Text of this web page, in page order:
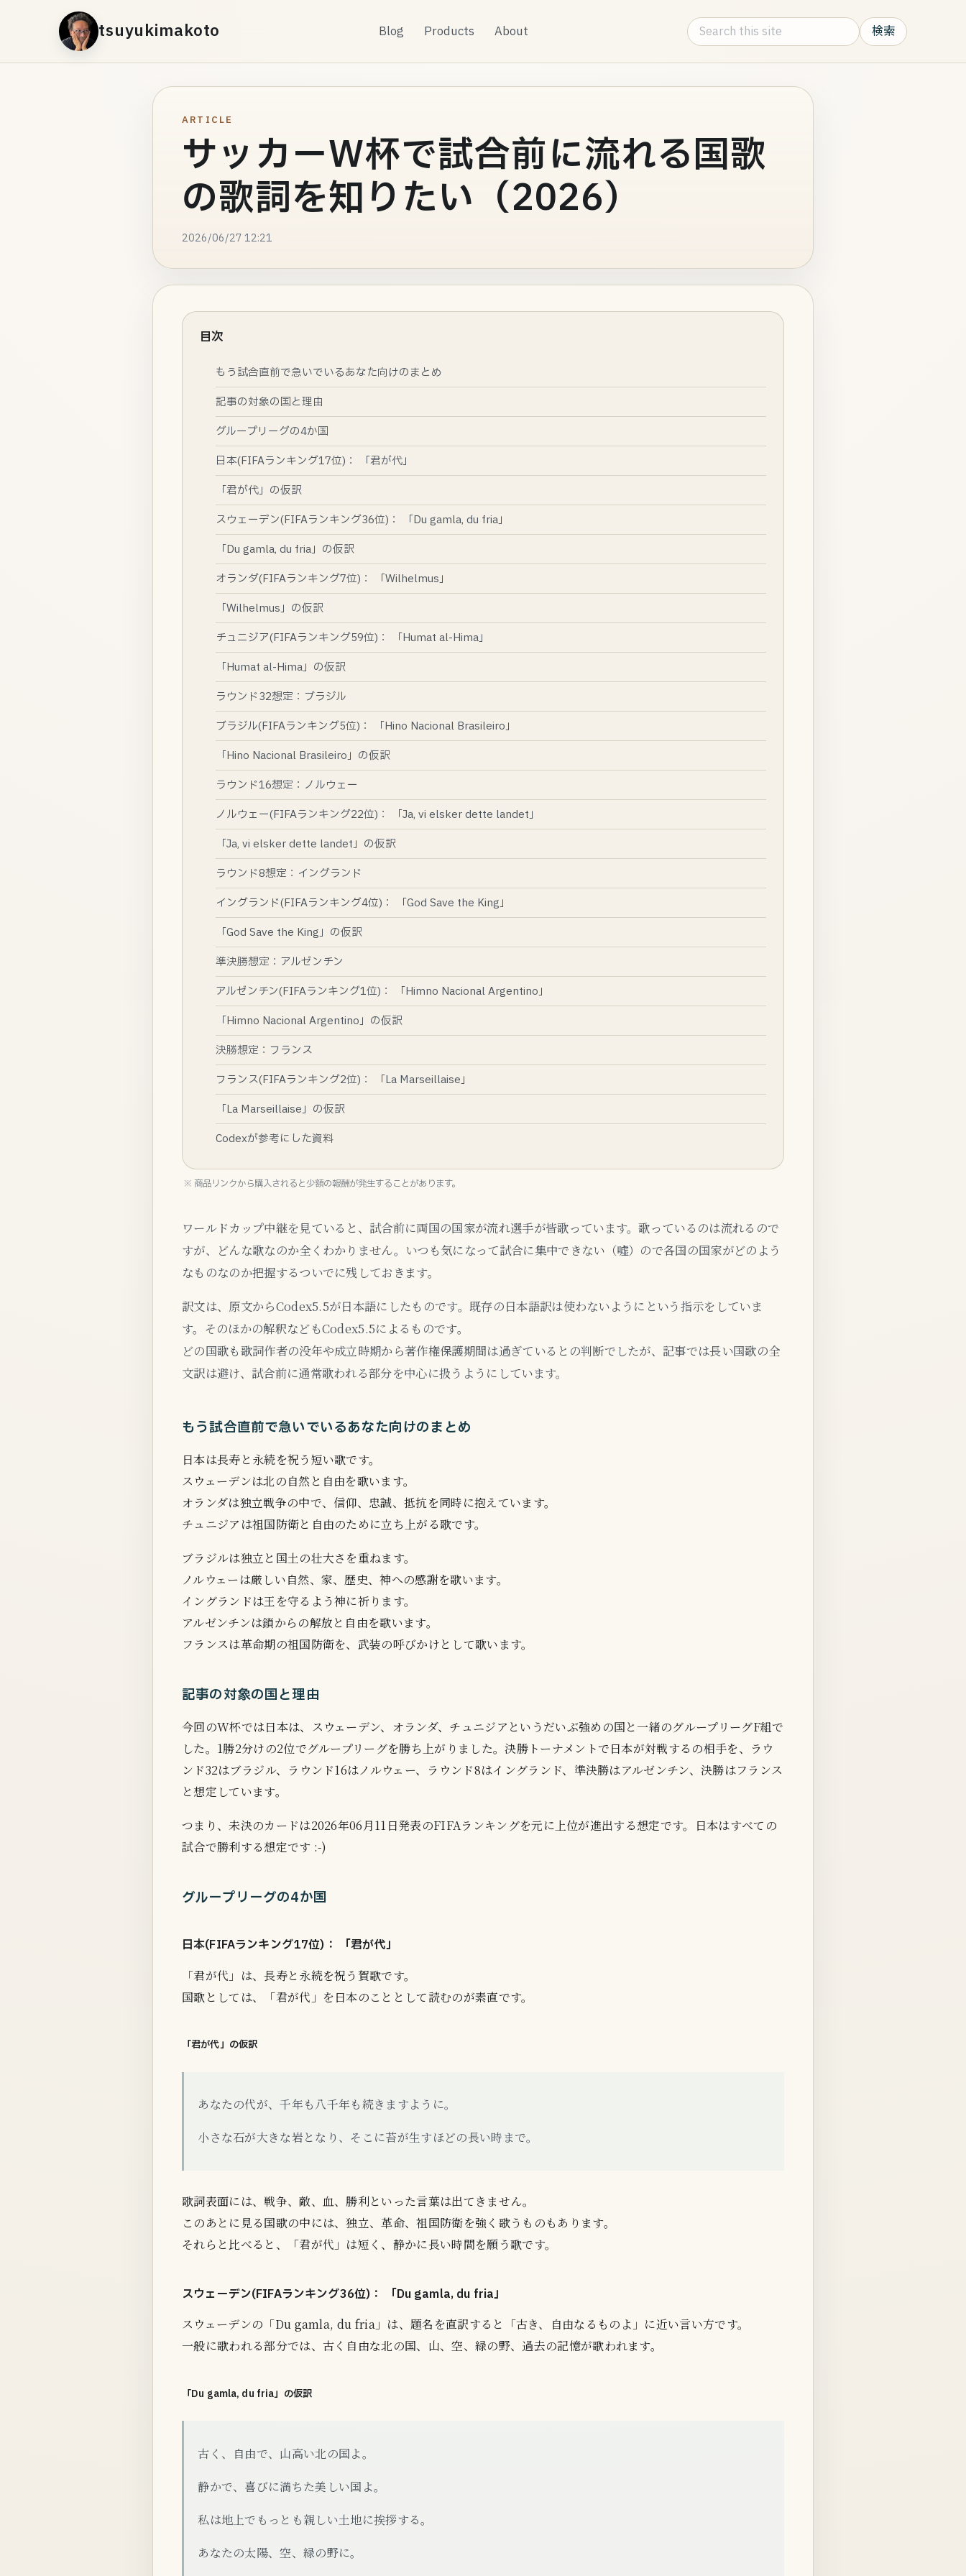
tsuyukimakoto Blog Products About Search this site
ARTICLE
サッカーW杯で試合前に流れる国歌
の歌詞を知りたい（2026）
2026/06/27 12:21
目次
もう試合直前で急いでいるあなた向けのまとめ
記事の対象の国と理由
グループリーグの4か国
日本(FIFAランキング17位)： 「君が代」
「君が代」の仮訳
スウェーデン(FIFAランキング36位)： 「Du gamla, du fria」
「Du gamla, du fria」の仮訳
オランダ(FIFAランキング7位)： 「Wilhelmus」
「Wilhelmus」の仮訳
チュニジア(FIFAランキング59位)： 「Humat al-Hima」
「Humat al-Hima」の仮訳
ラウンド32想定：ブラジル
ブラジル(FIFAランキング5位)： 「Hino Nacional Brasileiro」
「Hino Nacional Brasileiro」の仮訳
ラウンド16想定：ノルウェー
ノルウェー(FIFAランキング22位)： 「Ja, vi elsker dette landet」
「Ja, vi elsker dette landet」の仮訳
ラウンド8想定：イングランド
イングランド(FIFAランキング4位)： 「God Save the King」
「God Save the King」の仮訳
準決勝想定：アルゼンチン
アルゼンチン(FIFAランキング1位)： 「Himno Nacional Argentino」
「Himno Nacional Argentino」の仮訳
決勝想定：フランス
フランス(FIFAランキング2位)： 「La Marseillaise」
「La Marseillaise」の仮訳
Codexが参考にした資料
※ 商品リンクから購入されると少額の報酬が発生することがあります。
ワールドカップ中継を見ていると、試合前に両国の国家が流れ選手が皆歌っています。歌っているのは流れるので
すが、どんな歌なのか全くわかりません。いつも気になって試合に集中できない（嘘）ので各国の国家がどのよう
なものなのか把握するついでに残しておきます。
訳文は、原文からCodex5.5が日本語にしたものです。既存の日本語訳は使わないようにという指示をしていま
す。そのほかの解釈などもCodex5.5によるものです。
どの国歌も歌詞作者の没年や成立時期から著作権保護期間は過ぎているとの判断でしたが、記事では長い国歌の全
文訳は避け、試合前に通常歌われる部分を中心に扱うようにしています。
もう試合直前で急いでいるあなた向けのまとめ
日本は長寿と永続を祝う短い歌です。
スウェーデンは北の自然と自由を歌います。
オランダは独立戦争の中で、信仰、忠誠、抵抗を同時に抱えています。
チュニジアは祖国防衛と自由のために立ち上がる歌です。
ブラジルは独立と国土の壮大さを重ねます。
ノルウェーは厳しい自然、家、歴史、神への感謝を歌います。
イングランドは王を守るよう神に祈ります。
アルゼンチンは鎖からの解放と自由を歌います。
フランスは革命期の祖国防衛を、武装の呼びかけとして歌います。
記事の対象の国と理由
今回のW杯では日本は、スウェーデン、オランダ、チュニジアというだいぶ強めの国と一緒のグループリーグF組で
した。1勝2分けの2位でグループリーグを勝ち上がりました。決勝トーナメントで日本が対戦するの相手を、ラウ
ンド32はブラジル、ラウンド16はノルウェー、ラウンド8はイングランド、準決勝はアルゼンチン、決勝はフランス
と想定しています。
つまり、未決のカードは2026年06月11日発表のFIFAランキングを元に上位が進出する想定です。日本はすべての
試合で勝利する想定です :-)
グループリーグの4か国
日本(FIFAランキング17位)： 「君が代」
「君が代」は、長寿と永続を祝う賀歌です。
国歌としては、「君が代」を日本のこととして読むのが素直です。
「君が代」の仮訳
あなたの代が、千年も八千年も続きますように。
小さな石が大きな岩となり、そこに苔が生すほどの長い時まで。
歌詞表面には、戦争、敵、血、勝利といった言葉は出てきません。
このあとに見る国歌の中には、独立、革命、祖国防衛を強く歌うものもあります。
それらと比べると、「君が代」は短く、静かに長い時間を願う歌です。
スウェーデン(FIFAランキング36位)： 「Du gamla, du fria」
スウェーデンの「Du gamla, du fria」は、題名を直訳すると「古き、自由なるものよ」に近い言い方です。
一般に歌われる部分では、古く自由な北の国、山、空、緑の野、過去の記憶が歌われます。
「Du gamla, du fria」の仮訳
古く、自由で、山高い北の国よ。
静かで、喜びに満ちた美しい国よ。
私は地上でもっとも親しい土地に挨拶する。
あなたの太陽、空、緑の野に。